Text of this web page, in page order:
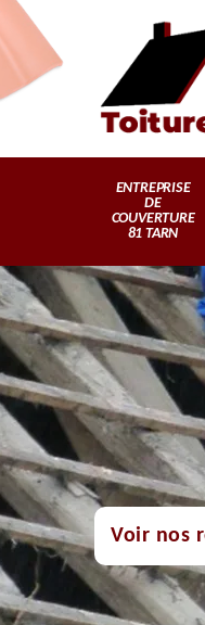
ENTREPRISE
DE
COUVERTURE
81 TARN
Voir nos